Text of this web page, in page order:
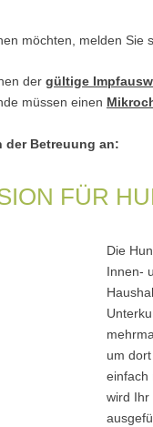
möchten, melden Sie
der gültige
müssen einen
der Betreuung an:
FÜR
Die
Innen-
um
einfach
wird Ihr